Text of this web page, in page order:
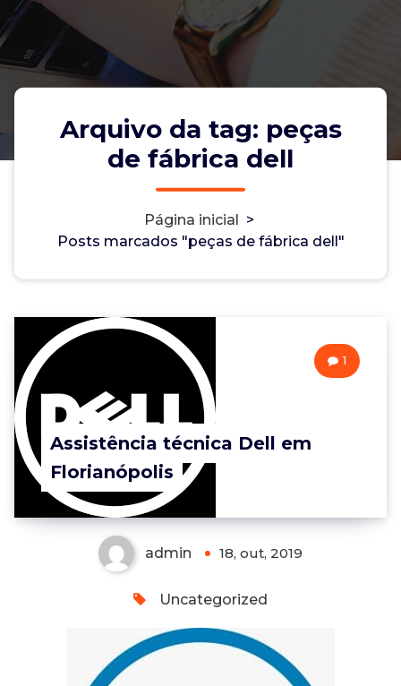
Arquivo da tag: peças
de fábrica dell
Página inicial >
Posts marcados "peças de fábrica dell"
Assistência técnica Dell em
Florianópolis
1
admin 18, out, 2019
Uncategorized